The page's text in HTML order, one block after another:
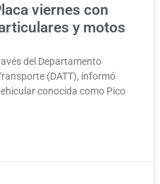
viernes con
y motos
del Departamento
(DATT), informó
conocida como Pico